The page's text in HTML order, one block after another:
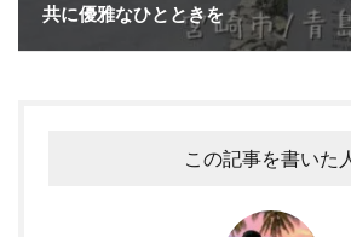
共に優雅なひとときを
この記事を書いた